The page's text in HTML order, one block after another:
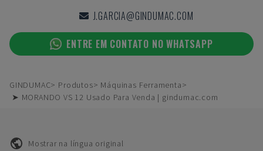
J.GARCIA@GINDUMAC.COM
ENTRE EM CONTATO NO WHATSAPP
GINDUMAC Produtos
Máquinas Ferramenta
➤ MORANDO VS 12 Usado Para Venda | gindumac.com
Mostrar na língua original